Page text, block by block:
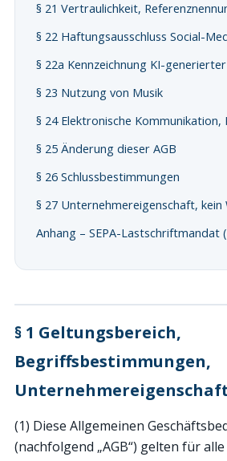
§ 21 Vertraulichkeit,
§ 22 Haftungsausschluss Social-
§ 22a Kennzeichnung KI-
§ 23 Nutzung von Musik
§ 24 Elektronische Kommunikation,
§ 25 Änderung dieser AGB
§ 26 Schlussbestimmungen
§ 27 Unternehmereigenschaft,
Anhang – SEPA-Lastschriftmandat
§ 1 Geltungsbereich,
Begriffsbestimmungen,
(1) Diese Allgemeinen
(nachfolgend „AGB“) gelten für